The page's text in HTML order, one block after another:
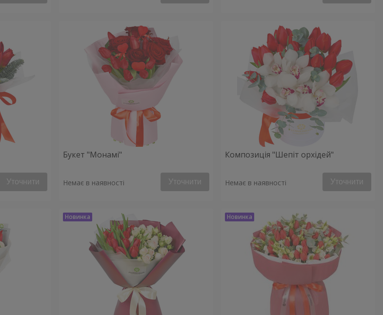
Уточнити
Букет "Монамі"
Немає в наявності Уточнити
Композиція "Шепіт орхідей"
Немає в наявності Уточнити